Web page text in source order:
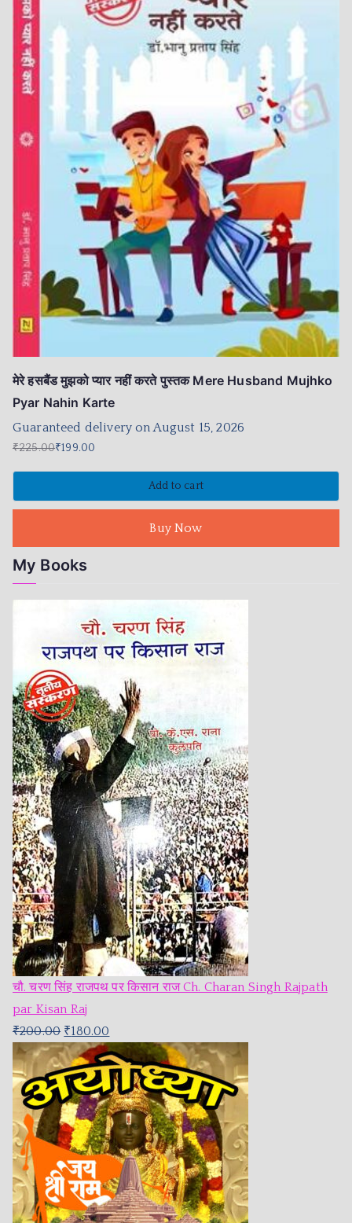
मेरे हसबैंड मुझको प्यार नहीं करते पुस्तक Mere Husband Mujhko
Pyar Nahin Karte
Guaranteed delivery on August 15, 2026
₹225.00₹199.00
Add to cart
Buy Now
My Books
चौ. चरण सिंह राजपथ पर किसान राज Ch. Charan Singh Rajpath
par Kisan Raj
₹200.00 ₹180.00